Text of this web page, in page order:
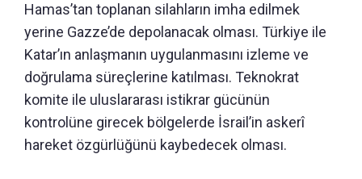
Hamas’tan toplanan silahların imha edilmek
yerine Gazze’de depolanacak olması. Türkiye ile
Katar’ın anlaşmanın uygulanmasını izleme ve
doğrulama süreçlerine katılması. Teknokrat
komite ile uluslararası istikrar gücünün
kontrolüne girecek bölgelerde İsrail’in askerî
hareket özgürlüğünü kaybedecek olması.